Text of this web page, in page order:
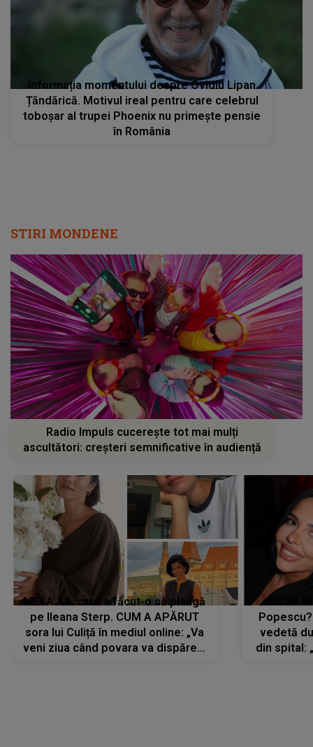
Informația momentului despre Ovidiu Lipan
Țăndărică. Motivul ireal pentru care celebrul
toboșar al trupei Phoenix nu primește pensie
în România
STIRI MONDENE
Radio Impuls cucerește tot mai mulți
ascultători: creșteri semnificative în audiență
MESAJUL care a făcut-o să plângă
pe Ileana Sterp. CUM A APĂRUT
sora lui Culiță în mediul online: „Va
veni ziua când povara va dispărea,
vedetă
din spital: